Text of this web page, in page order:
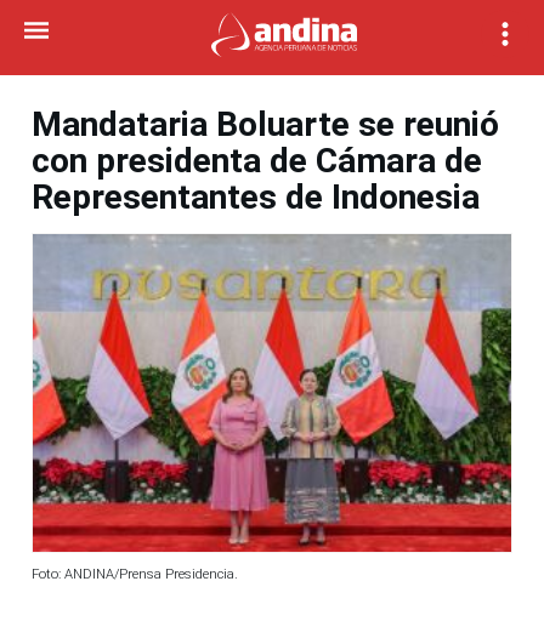
Mandataria Boluarte se reunió
con presidenta de Cámara de
Representantes de Indonesia
Foto: ANDINA/Prensa Presidencia.